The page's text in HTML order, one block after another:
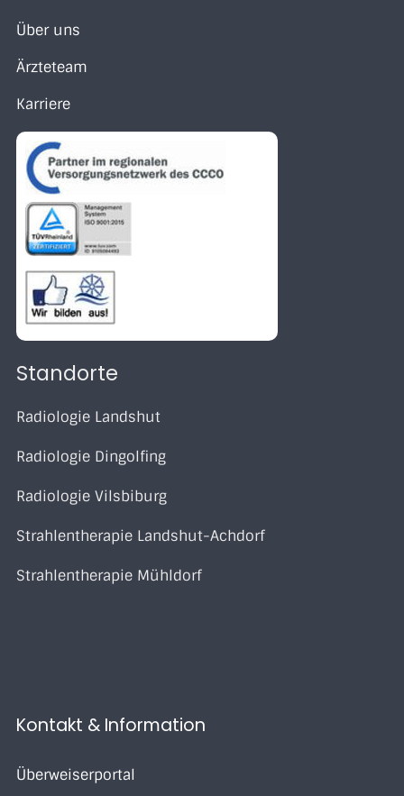
Über uns
Ärzteteam
Karriere
Standorte
Radiologie Landshut
Radiologie Dingolfing
Radiologie Vilsbiburg
Strahlentherapie Landshut-Achdorf
Strahlentherapie Mühldorf
Kontakt & Information
Überweiserportal